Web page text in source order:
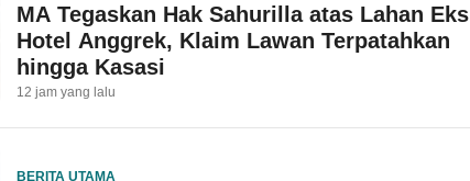
MA Tegaskan Hak Sahurilla atas Lahan Eks
Hotel Anggrek, Klaim Lawan Terpatahkan
hingga Kasasi
12 jam yang lalu
BERITA UTAMA